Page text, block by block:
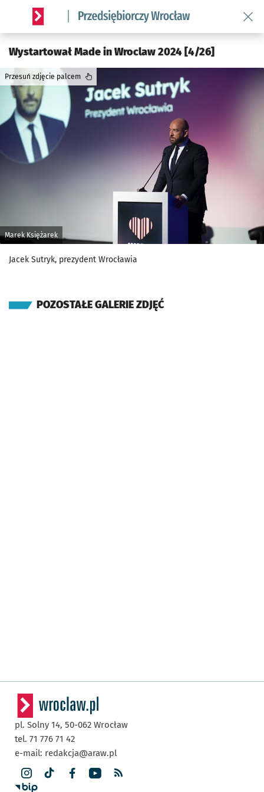
Serwis informacyjny wroclaw.pl podserwis: Strategia
Wystartował Made in Wroclaw 2024 [4/26]
Marek Księżarek
Przesuń zdjęcie palcem
Jacek Sutryk, prezydent Wrocławia
POZOSTAŁE GALERIE ZDJĘĆ
pl. Solny 14, 50-062 Wrocław
tel. 71 776 71 42
e-mail: redakcja@araw.pl